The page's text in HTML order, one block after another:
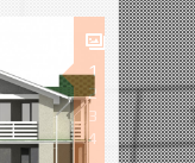
1
2
3
4